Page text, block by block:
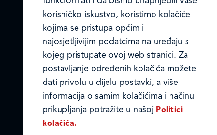
Online formular
Obavijest o Privatnosti i Kolačići
Privacy notice and Cookies
© LEDO plus d.o.o. 2026.
korisničko iskustvo, koristimo kolačiće
kojima se pristupa općim i
najosjetljivijim podatcima na uređaju s
kojeg pristupate ovoj web stranici. Za
postavljanje određenih kolačića možete
dati privolu u dijelu postavki, a više
informacija o samim kolačićima i načinu
prikupljanja potražite u našoj Politici
kolačića.
IZABERITE KOLAČIĆE NA STRANICI
Omogućite ili onemogućite web-
stranici upotrebu funkcionalnih i/ili
reklamnih kolačića opisanih u nastavku: